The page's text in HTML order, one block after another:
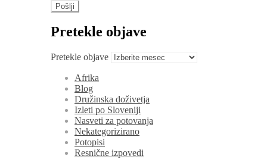
Pretekle objave
Pretekle objave
Afrika
Blog
Družinska doživetja
Izleti po Sloveniji
Nasveti za potovanja
Nekategorizirano
Potopisi
Resnične izpovedi